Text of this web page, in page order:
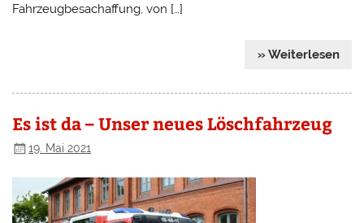
Fahrzeugbesachaffung, von […]
» Weiterlesen
Es ist da – Unser neues Löschfahrzeug
19. Mai 2021